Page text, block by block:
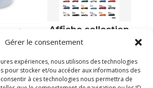
Gérer le consentement
expériences, nous utilisons des technologies
pour stocker et/ou accéder aux informations des
à ces technologies nous permettra de
huile
L laiton
Affiche collection
des voitures
mythiques
39,00€
Plus que 1 en stock